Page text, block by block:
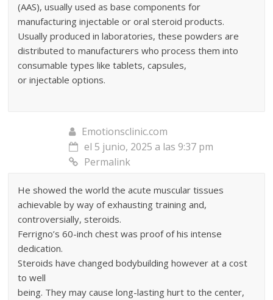
(AAS), usually used as base components for
manufacturing injectable or oral steroid products.
Usually produced in laboratories, these powders are
distributed to manufacturers who process them into
consumable types like tablets, capsules,
or injectable options.
Emotionsclinic.com
el 5 junio, 2025 a las 9:37 pm
Permalink
He showed the world the acute muscular tissues
achievable by way of exhausting training and,
controversially, steroids.
Ferrigno’s 60-inch chest was proof of his intense
dedication.
Steroids have changed bodybuilding however at a cost
to well
being. They may cause long-lasting hurt to the center,